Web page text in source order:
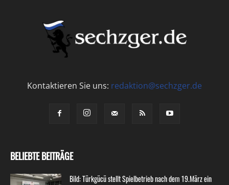
Kontaktieren Sie uns: redaktion@sechzger.de
BELIEBTE BEITRÄGE
Bild: Türkgücü stellt Spielbetrieb nach dem 19.März ein